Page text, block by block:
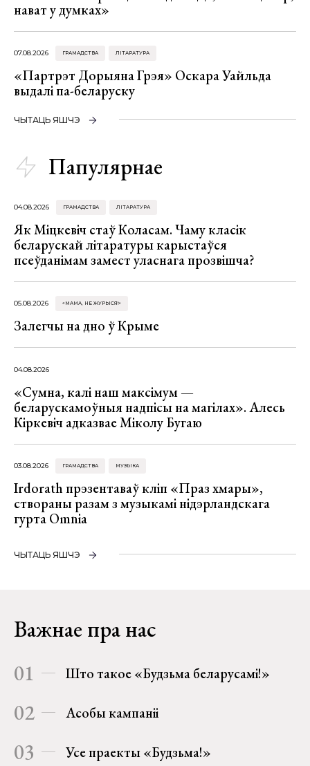
нават у думках»
07.08.2026 ГРАМАДСТВА ЛІТАРАТУРА
«Партрэт Дорыяна Грэя» Оскара Уайльда
выдалі па-беларуску
ЧЫТАЦЬ ЯШЧЭ
Папулярнае
04.08.2026 ГРАМАДСТВА ЛІТАРАТУРА
Як Міцкевіч стаў Коласам. Чаму класік
беларускай літаратуры карыстаўся
псеўданімам замест уласнага прозвішча?
05.08.2026 «МАМА, НЕ ЖУРЫСЯ!»
Залегчы на дно ў Крыме
04.08.2026
«Сумна, калі наш максімум —
беларускамоўныя надпісы на магілах». Алесь
Кіркевіч адказвае Міколу Бугаю
03.08.2026 ГРАМАДСТВА МУЗЫКА
Irdorath прэзентаваў кліп «Праз хмары»,
створаны разам з музыкамі нідэрландскага
гурта Omnia
ЧЫТАЦЬ ЯШЧЭ
Важнае пра нас
01 Што такое «Будзьма беларусамі!»
02 Асобы кампаніі
03 Усе праекты «Будзьма!»